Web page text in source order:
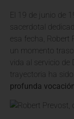
El 19 de junio de
sacerdotal
esa fecha, Robert
un momento
vida al servicio de
trayectoria ha
profunda